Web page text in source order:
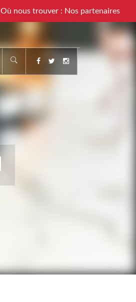
Où nous trouver : Nos partenaires